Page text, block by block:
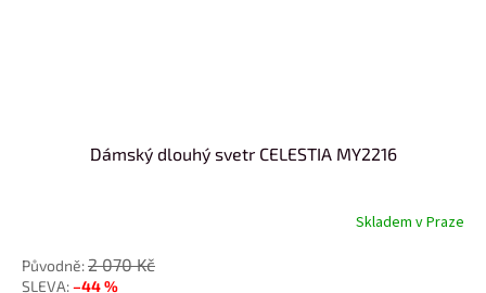
Dámský dlouhý svetr CELESTIA MY2216
Skladem v Praze
2 070 Kč
–44 %